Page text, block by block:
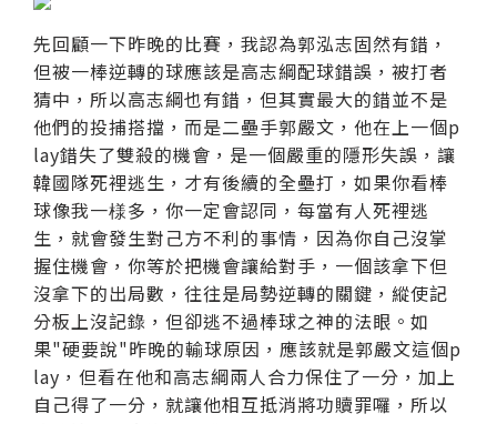
先回顧一下昨晚的比賽，我認為郭泓志固然有錯，
但被一棒逆轉的球應該是高志綱配球錯誤，被打者
猜中，所以高志綱也有錯，但其實最大的錯並不是
他們的投捕搭擋，而是二壘手郭嚴文，他在上一個p
lay錯失了雙殺的機會，是一個嚴重的隱形失誤，讓
韓國隊死裡逃生，才有後續的全壘打，如果你看棒
球像我一様多，你一定會認同，每當有人死裡逃
生，就會發生對己方不利的事情，因為你自己沒掌
握住機會，你等於把機會讓給對手，一個該拿下但
沒拿下的出局數，往往是局勢逆轉的關鍵，縱使記
分板上沒記錄，但卻逃不過棒球之神的法眼。如
果"硬要說"昨晚的輸球原因，應該就是郭嚴文這個p
lay，但看在他和高志綱兩人合力保住了一分，加上
自己得了一分，就讓他相互抵消將功贖罪囉，所以